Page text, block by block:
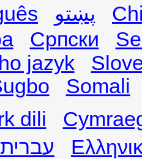
پښتو
Српски
jazyk
Somali
dili
עברית